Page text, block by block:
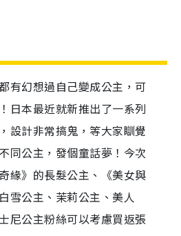
有幻想過自己變成公主，可
日本最近就新推出了一系列
設計非常搞鬼，等大家瞓覺
同公主，發個童話夢！今次
緣》的長髮公主、《美女與
雪公主、茉莉公主、美人
尼公主粉絲可以考慮買返張